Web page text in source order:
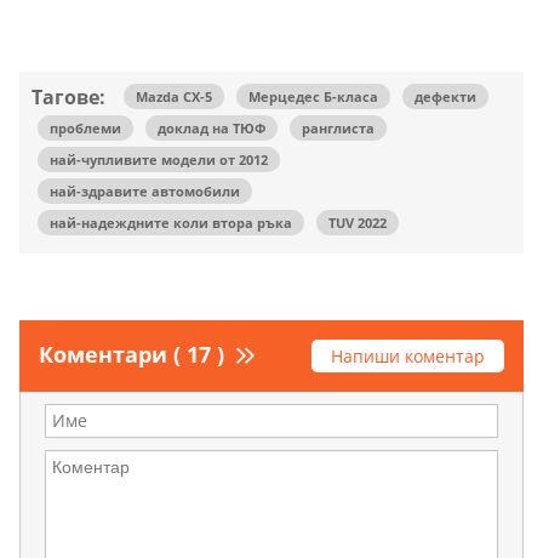
Тагове: Mazda CX-5 Мерцедес Б-класа
дефекти
проблеми
доклад на ТЮФ
ранглиста
най-чупливите модели от 2012
най-здравите автомобили
най-надеждните коли втора ръка
TUV 2022
Коментари ( 17 ) Напиши коментар